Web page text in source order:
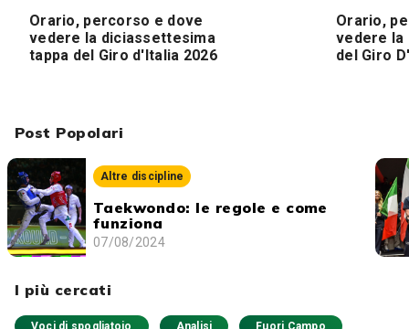
Post Popolari
Altre discipline
Taekwondo: le regole e come
funziona
07/08/2024
I più cercati
Voci di spogliatoio Analisi Fuori Campo
Orario, percorso e dove
vedere la diciassettesima
tappa del Giro d'Italia 2026
Orario,
vedere la
del Giro